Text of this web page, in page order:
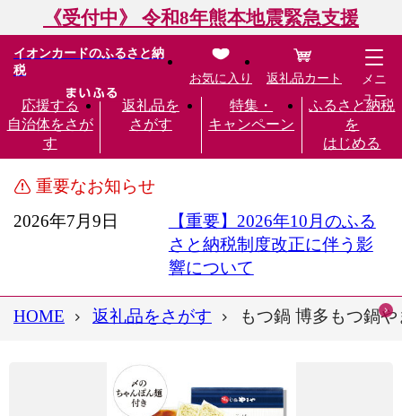
《受付中》 令和8年熊本地震緊急支援
イオンカードのふるさと納
税
応援する
自治体をさが
す
返礼品を
さがす
特集・
キャンペーン
ふるさと納税
を
はじめる
お気に入り 返礼品カート
メニ
ュー
重要なお知らせ
2026年7月9日
【重要】2026年10月のふる
さと納税制度改正に伴う影
響について
HOME 返礼品をさがす もつ鍋 博多もつ鍋